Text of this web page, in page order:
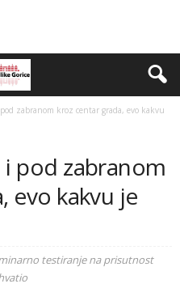
zabranom kroz centar grada, evo kakvu
pod zabranom
evo kakvu je
testiranje na prisutnost